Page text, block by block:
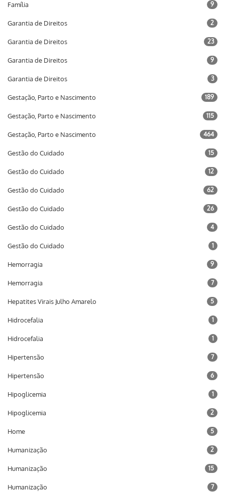
Família 9
Garantia de Direitos 2
Garantia de Direitos 23
Garantia de Direitos 9
Garantia de Direitos 3
Gestação, Parto e Nascimento 189
Gestação, Parto e Nascimento 115
Gestação, Parto e Nascimento 464
Gestão do Cuidado 15
Gestão do Cuidado 12
Gestão do Cuidado 62
Gestão do Cuidado 26
Gestão do Cuidado 4
Gestão do Cuidado 1
Hemorragia 9
Hemorragia 7
Hepatites Virais Julho Amarelo 5
Hidrocefalia 1
Hidrocefalia 1
Hipertensão 7
Hipertensão 6
Hipoglicemia 1
Hipoglicemia 2
Home 5
Humanização 2
Humanização 15
Humanização 7